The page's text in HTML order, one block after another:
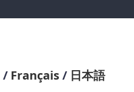
/ Français/ 日本語